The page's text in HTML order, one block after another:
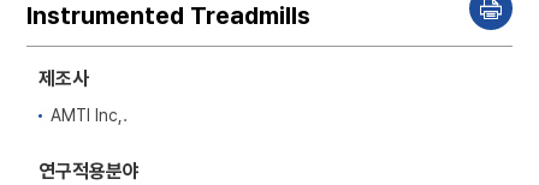
P
r
i
Instrumented Treadmills
제조사
AMTI Inc,.
연구적용분야